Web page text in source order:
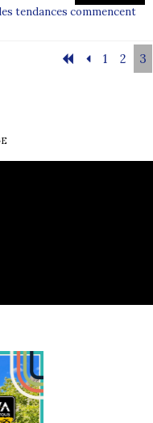
tendances commencent
1 2 3